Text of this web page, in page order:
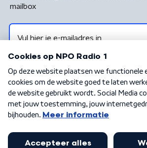
mailbox
Algemene voorwaarden